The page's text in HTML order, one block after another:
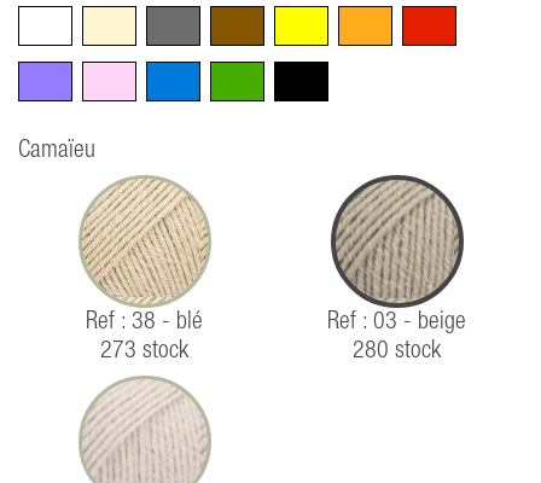
Camaïeu
Ref : 38 - blé
273 stock
Ref : 03 - beige
280 stock